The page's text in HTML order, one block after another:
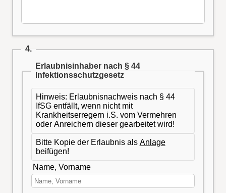
4.
Erlaubnisinhaber nach § 44
Infektionsschutzgesetz
Hinweis: Erlaubnisnachweis nach § 44
IfSG entfällt, wenn nicht mit
Krankheitserregern i.S. vom Vermehren
oder Anreichern dieser gearbeitet wird!
Bitte Kopie der Erlaubnis als Anlage
beifügen!
Name, Vorname